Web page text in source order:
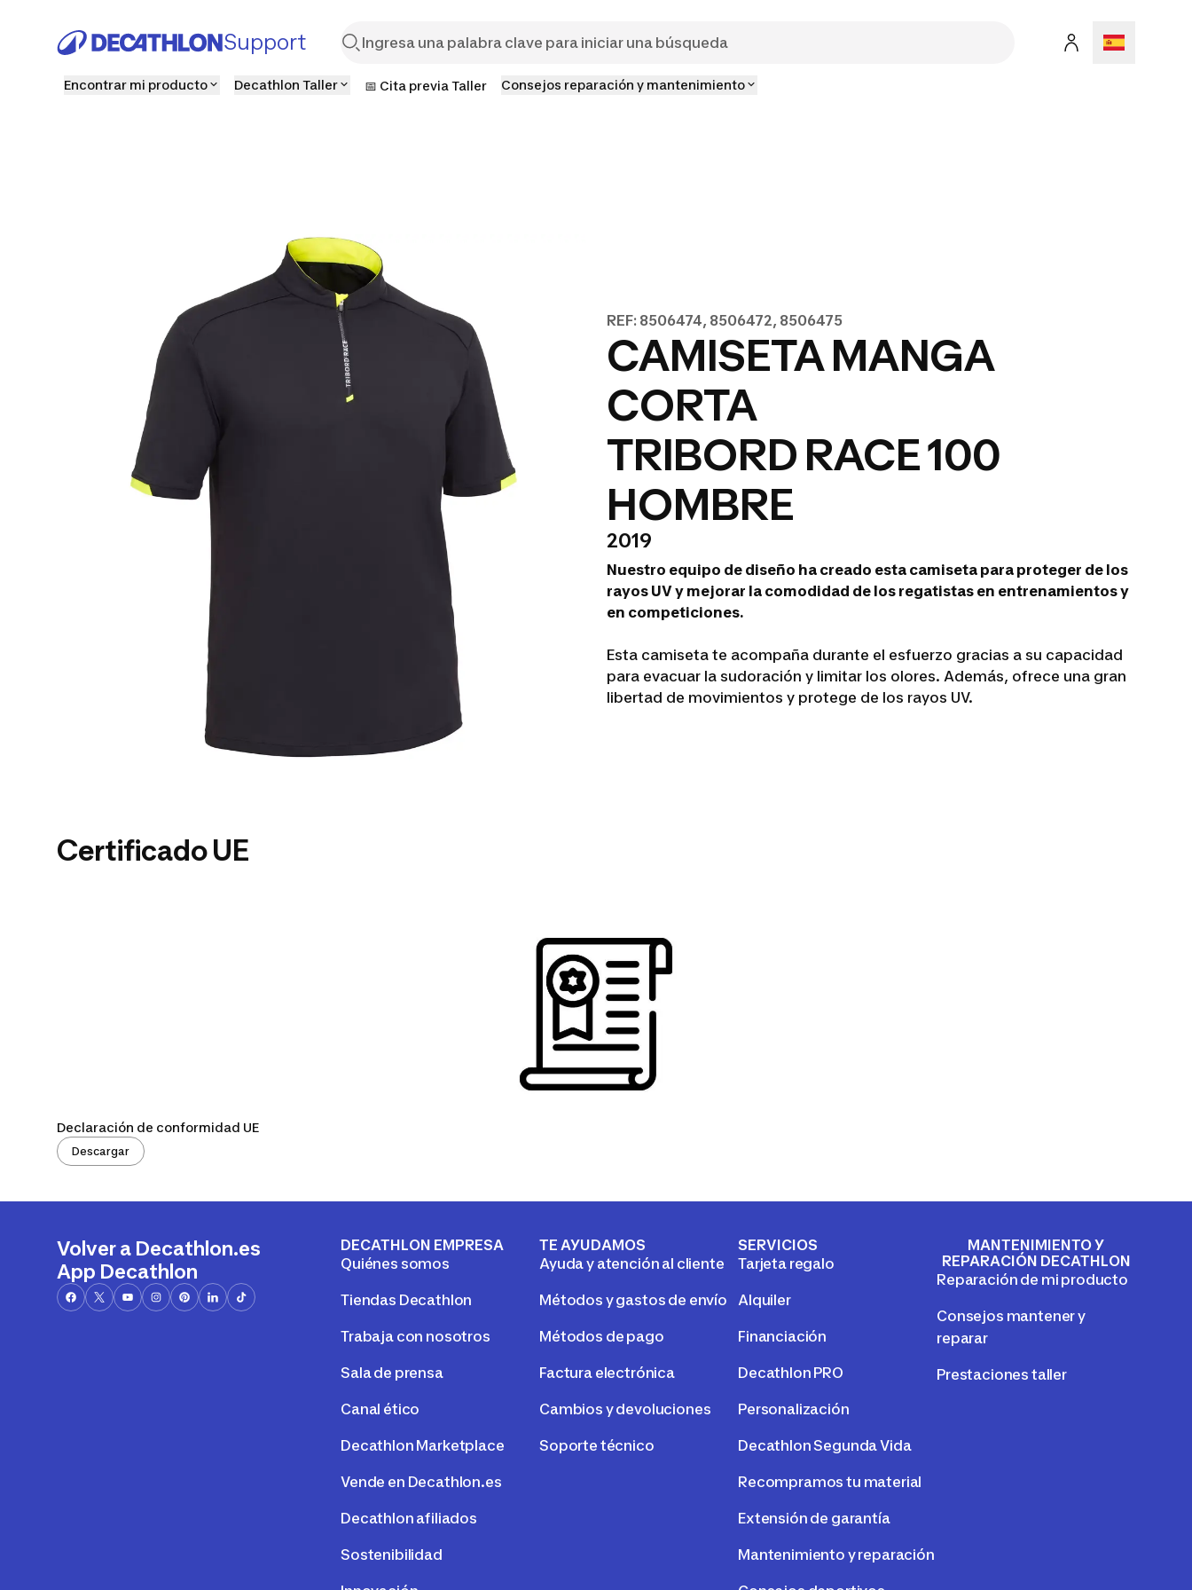
Support
Encontrar mi producto Decathlon Taller 📅 Cita previa Taller Consejos reparación y mantenimiento
REF: 8506474, 8506472, 8506475
CAMISETA MANGA
CORTA
TRIBORD RACE 100
HOMBRE
2019
Nuestro equipo de diseño ha creado esta camiseta para proteger de los
rayos UV y mejorar la comodidad de los regatistas en entrenamientos y
en competiciones.
Esta camiseta te acompaña durante el esfuerzo gracias a su capacidad
para evacuar la sudoración y limitar los olores. Además, ofrece una gran
libertad de movimientos y protege de los rayos UV.
Certificado UE
Declaración de conformidad UE
Descargar
Volver a Decathlon.es
App Decathlon
DECATHLON EMPRESA
Quiénes somos
Tiendas Decathlon
Trabaja con nosotros
Sala de prensa
Canal ético
Decathlon Marketplace
Vende en Decathlon.es
Decathlon afiliados
Sostenibilidad
TE AYUDAMOS
Ayuda y atención al cliente
Métodos y gastos de envío
Métodos de pago
Factura electrónica
Cambios y devoluciones
Soporte técnico
SERVICIOS
Tarjeta regalo
Alquiler
Financiación
Decathlon PRO
Personalización
Decathlon Segunda Vida
Recompramos tu material
Extensión de garantía
Mantenimiento y reparación
MANTENIMIENTO Y
REPARACIÓN DECATHLON
Reparación de mi producto
Consejos mantener y
reparar
Prestaciones taller